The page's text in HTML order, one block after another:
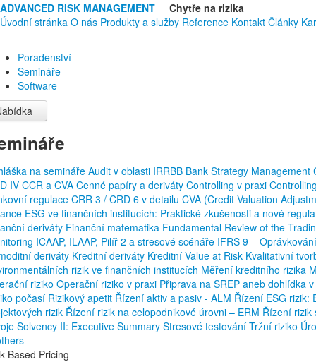
ADVANCED RISK MANAGEMENT
Chytře na rizika
Úvodní stránka O nás Produkty a služby Reference Kontakt Články
Poradenství
Semináře
Software
na semináře Audit v oblasti IRRBB Bank Strategy Management
IV CCR a CVA Cenné papíry a deriváty Controlling v praxi
regulace CRR 3 / CRD 6 v detailu CVA (Credit Valuation
ESG ve finančních institucích: Praktické zkušenosti a nové
deriváty Finanční matematika Fundamental Review of the
ICAAP, ILAAP, Pilíř 2 a stresové scénáře IFRS 9 –
deriváty Kreditní deriváty Kreditní Value at Risk Kvalitativní
rizik ve finančních institucích Měření kreditního rizika
riziko Operační riziko v praxi Připrava na SREP aneb dohlídka
počasí Rizikový apetit Řízení aktiv a pasiv - ALM Řízení ESG rizik:
rizik Řízení rizik na celopodnikové úrovni – ERM Řízení rizik
Solvency II: Executive Summary Stresové testování Tržní riziko
Based Pricing